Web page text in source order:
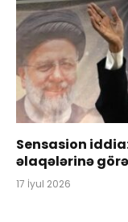
Sensasion
əlaqələrinə
17 İyul 2026